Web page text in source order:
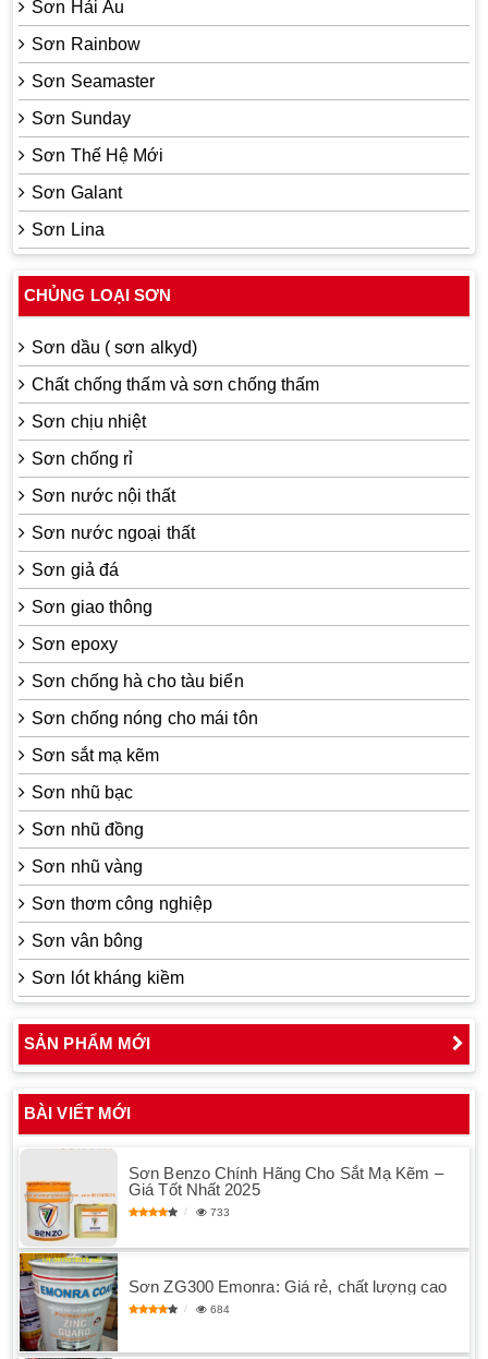
Sơn Hải Âu
Sơn Rainbow
Sơn Seamaster
Sơn Sunday
Sơn Thế Hệ Mới
Sơn Galant
Sơn Lina
CHỦNG LOẠI SƠN
Sơn dầu ( sơn alkyd)
Chất chống thấm và sơn chống thấm
Sơn chịu nhiệt
Sơn chống rỉ
Sơn nước nội thất
Sơn nước ngoại thất
Sơn giả đá
Sơn giao thông
Sơn epoxy
Sơn chống hà cho tàu biển
Sơn chống nóng cho mái tôn
Sơn sắt mạ kẽm
Sơn nhũ bạc
Sơn nhũ đồng
Sơn nhũ vàng
Sơn thơm công nghiệp
Sơn vân bông
Sơn lót kháng kiềm
SẢN PHẨM MỚI
BÀI VIẾT MỚI
Sơn Benzo Chính Hãng Cho Sắt Mạ Kẽm –
Giá Tốt Nhất 2025
733
Sơn ZG300 Emonra: Giá rẻ, chất lượng cao
684